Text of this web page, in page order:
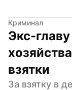
Криминал
Экс-
взятки
За взятку в